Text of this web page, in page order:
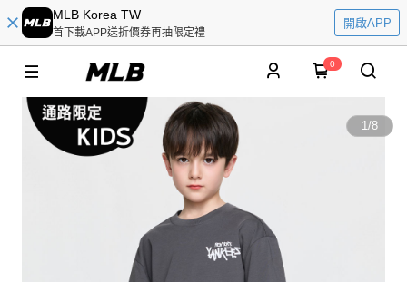
MLB Korea TW
首下載APP送折價券再抽限定禮
開啟APP
0
1/8